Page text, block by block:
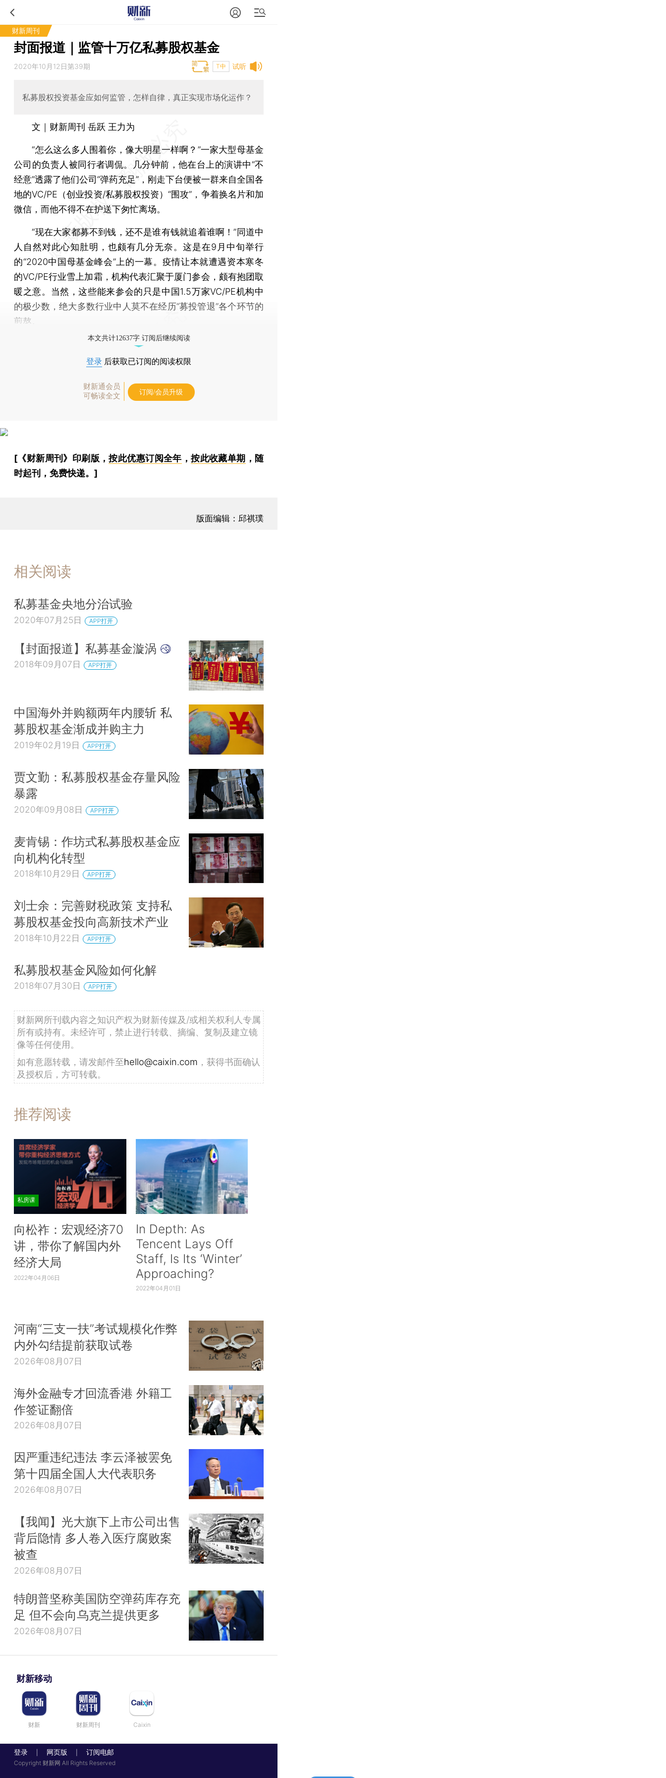
财新周刊
封面报道｜监管十万亿私募股权基金
试听
2020年10月12日第39期 T中
私募股权投资基金应如何监管，怎样自律，真正实现市场化运作？
文｜财新周刊 岳跃 王力为
“怎么这么多人围着你，像大明星一样啊？”一家大型母基金
公司的负责人被同行者调侃。几分钟前，他在台上的演讲中“不
经意”透露了他们公司“弹药充足”，刚走下台便被一群来自全国各
地的VC/PE（创业投资/私募股权投资）“围攻”，争着换名片和加
微信，而他不得不在护送下匆忙离场。
“现在大家都募不到钱，还不是谁有钱就追着谁啊！”同道中
人自然对此心知肚明，也颇有几分无奈。这是在9月中旬举行
的“2020中国母基金峰会”上的一幕。疫情让本就遭遇资本寒冬
的VC/PE行业雪上加霜，机构代表汇聚于厦门参会，颇有抱团取
暖之意。当然，这些能来参会的只是中国1.5万家VC/PE机构中
的极少数，绝大多数行业中人莫不在经历“募投管退”各个环节的
煎熬。
本文共计12637字 订阅后继续阅读
登录 后获取已订阅的阅读权限
财新通会员
可畅读全文
订阅/会员升级
[《财新周刊》印刷版，按此优惠订阅全年 ，按此收藏单期 ，随
时起刊，免费快递。]
版面编辑：邱祺璞
相关阅读
私募基金央地分治试验
2020年07月25日 APP打开
【封面报道】私募基金漩涡
2018年09月07日 APP打开
中国海外并购额两年内腰斩 私
募股权基金渐成并购主力
2019年02月19日 APP打开
贾文勤：私募股权基金存量风险
暴露
2020年09月08日 APP打开
麦肯锡：作坊式私募股权基金应
向机构化转型
2018年10月29日 APP打开
刘士余：完善财税政策 支持私
募股权基金投向高新技术产业
2018年10月22日 APP打开
私募股权基金风险如何化解
2018年07月30日 APP打开
财新网所刊载内容之知识产权为财新传媒及/或相关权利人专属
所有或持有。未经许可，禁止进行转载、摘编、复制及建立镜
像等任何使用。
如有意愿转载，请发邮件至hello@caixin.com ，获得书面确认
及授权后，方可转载。
推荐阅读
私房课
向松祚：宏观经济70
讲，带你了解国内外
经济大局
2022年04月06日
In Depth: As
Tencent Lays Off
Staff, Is Its ‘Winter’
Approaching?
2022年04月01日
河南“三支一扶”考试规模化作弊
内外勾结提前获取试卷
2026年08月07日
海外金融专才回流香港 外籍工
作签证翻倍
2026年08月07日
因严重违纪违法 李云泽被罢免
第十四届全国人大代表职务
2026年08月07日
【我闻】光大旗下上市公司出售
背后隐情 多人卷入医疗腐败案
被查
2026年08月07日
特朗普坚称美国防空弹药库存充
足 但不会向乌克兰提供更多
2026年08月07日
财新移动
财新 财新周刊 Caixin
登录 网页版 订阅电邮
Copyright 财新网 All Rights Reserved